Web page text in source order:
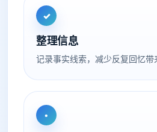
✓
整理信息
记录事实线索，减少反复回忆带
•